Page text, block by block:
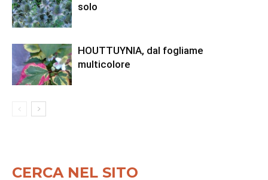
solo
HOUTTUYNIA, dal fogliame
multicolore
CERCA NEL SITO